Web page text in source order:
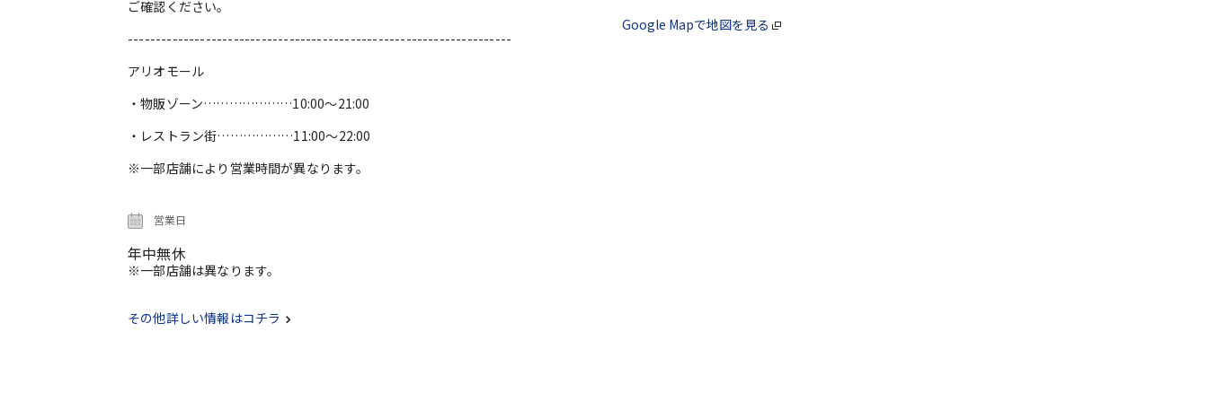
ご確認ください。
---------------------------------------------------------------------
アリオモール
・物販ゾーン…………………10:00～21:00
・レストラン街………………11:00～22:00
※一部店舗により営業時間が異なります。
営業日
年中無休
※一部店舗は異なります。
その他詳しい情報はコチラ
Google Mapで地図を見る